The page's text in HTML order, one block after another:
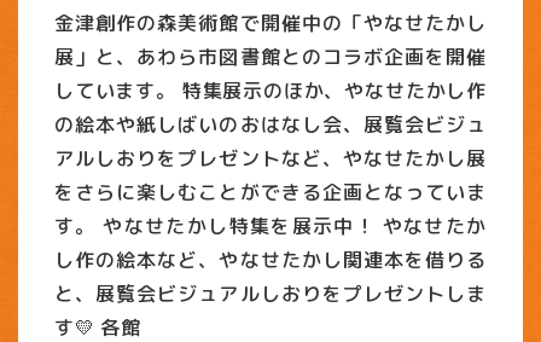
金津創作の森美術館で開催中の「やなせたかし
展」と、あわら市図書館とのコラボ企画を開催
しています。 特集展示のほか、やなせたかし作
の絵本や紙しばいのおはなし会、展覧会ビジュ
アルしおりをプレゼントなど、やなせたかし展
をさらに楽しむことができる企画となっていま
す。 やなせたかし特集を展示中！ やなせたか
し作の絵本など、やなせたかし関連本を借りる
と、展覧会ビジュアルしおりをプレゼントしま
す💛 各館